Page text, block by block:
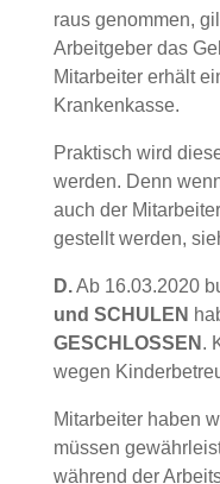
raus genommen,
Arbeitgeber das
Mitarbeiter erhält
Krankenkasse.
Praktisch wird
werden. Denn
auch der
gestellt werden,
D.Ab 16.03.2020
und SCHULEN
GESCHLOSSEN .
wegen
Mitarbeiter haben
müssen
während der